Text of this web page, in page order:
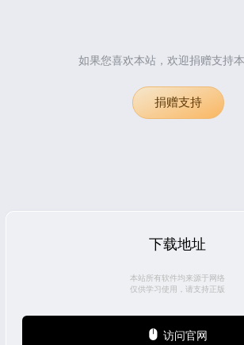
如果您喜欢本站，欢迎捐赠支持本
捐赠支持
下载地址
本站所有软件均来源于网络
仅供学习使用，请支持正版
访问官网